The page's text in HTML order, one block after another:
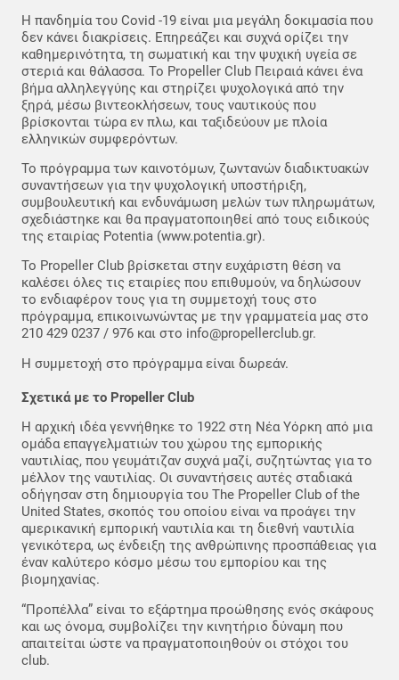
Η πανδημία του Covid -19 είναι μια μεγάλη δοκιμασία που
δεν κάνει διακρίσεις. Επηρεάζει και συχνά ορίζει την
καθημερινότητα, τη σωματική και την ψυχική υγεία σε
στεριά και θάλασσα. To Propeller Club Πειραιά κάνει ένα
βήμα αλληλεγγύης και στηρίζει ψυχολογικά από την
ξηρά, μέσω βιντεοκλήσεων, τους ναυτικούς που
βρίσκονται τώρα εν πλω, και ταξιδεύουν με πλοία
ελληνικών συμφερόντων.
To πρόγραμμα των καινοτόμων, ζωντανών διαδικτυακών
συναντήσεων για την ψυχολογική υποστήριξη,
συμβουλευτική και ενδυνάμωση μελών των πληρωμάτων,
σχεδιάστηκε και θα πραγματοποιηθεί από τους ειδικούς
της εταιρίας Potentia (www.potentia.gr).
Το Propeller Club βρίσκεται στην ευχάριστη θέση να
καλέσει όλες τις εταιρίες που επιθυμούν, να δηλώσουν
το ενδιαφέρον τους για τη συμμετοχή τους στο
πρόγραμμα, επικοινωνώντας με την γραμματεία μας στο
210 429 0237 / 976 και στο info@propellerclub.gr.
Η συμμετοχή στο πρόγραμμα είναι δωρεάν.
Σχετικά με το Propeller Club
H αρχική ιδέα γεννήθηκε το 1922 στη Νέα Υόρκη από μια
ομάδα επαγγελματιών του χώρου της εμπορικής
ναυτιλίας, που γευμάτιζαν συχνά μαζί, συζητώντας για το
μέλλον της ναυτιλίας. Οι συναντήσεις αυτές σταδιακά
οδήγησαν στη δημιουργία του The Propeller Club of the
United States, σκοπός του οποίου είναι να προάγει την
αμερικανική εμπορική ναυτιλία και τη διεθνή ναυτιλία
γενικότερα, ως ένδειξη της ανθρώπινης προσπάθειας για
έναν καλύτερο κόσμο μέσω του εμπορίου και της
βιομηχανίας.
“Προπέλλα” είναι το εξάρτημα προώθησης ενός σκάφους
και ως όνομα, συμβολίζει την κινητήριο δύναμη που
απαιτείται ώστε να πραγματοποιηθούν οι στόχοι του
club.